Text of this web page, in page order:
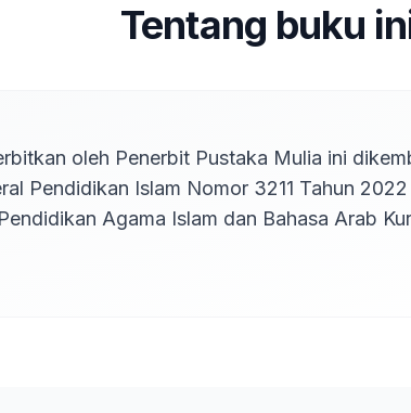
Tentang buku
oleh Penerbit Pustaka Mulia ini
Pendidikan Islam Nomor 3211 Tahun
Agama Islam dan Bahasa Arab